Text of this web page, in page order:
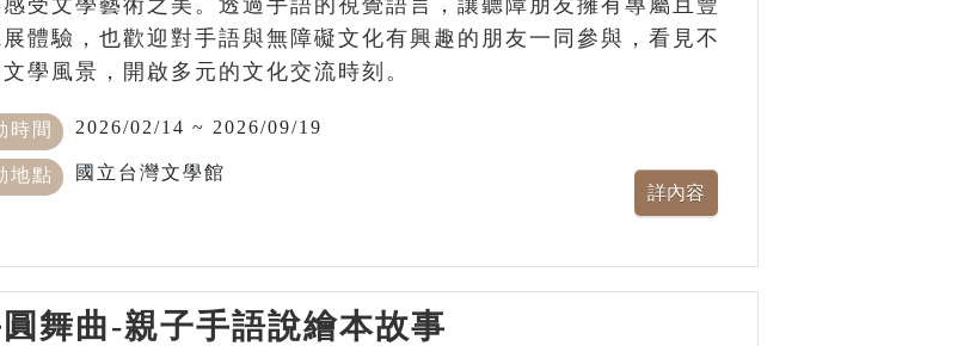
受文學藝術之美。透過手語的視覺語言，讓聽障朋友擁有專屬且豐
體驗，也歡迎對手語與無障礙文化有興趣的朋友一同參與，看見不
學風景，開啟多元的文化交流時刻。
時間 2026/02/14 ~ 2026/09/19
地點 國立台灣文學館
舞曲-親子手語說繪本故事